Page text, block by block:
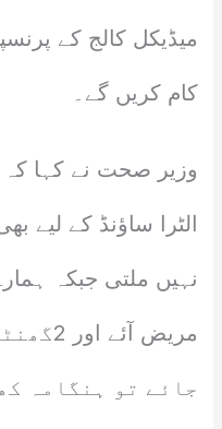
میڈیکل کالج کے
کام کریں گے۔
وزیر صحت نے کہا کہ
الٹرا ساؤنڈ کے لیے
نہیں ملتی جبکہ
مریض
جائے تو ہنگامہ